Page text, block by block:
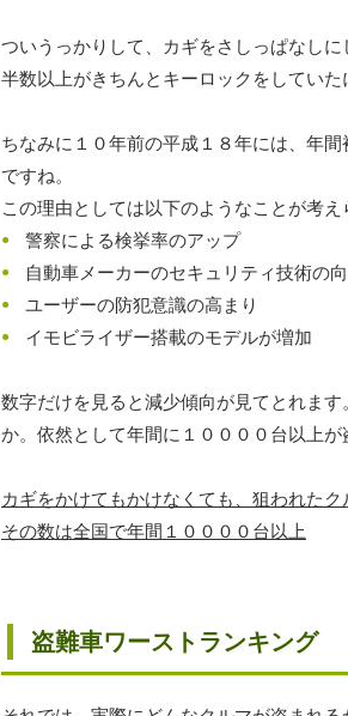
ついうっかりして、カギをさしっぱなし
半数以上がきちんとキーロックをしていた
ちなみに１０年前の平成１８年には、年
ですね。
この理由としては以下のようなことが考え
警察による検挙率のアップ
自動車メーカーのセキュリティ技術の
ユーザーの防犯意識の高まり
イモビライザー搭載のモデルが増加
数字だけを見ると減少傾向が見てとれま
か。依然として年間に１００００台以上が
カギをかけてもかけなくても、狙われたク
その数は全国で年間１００００台以上
盗難車ワーストランキング